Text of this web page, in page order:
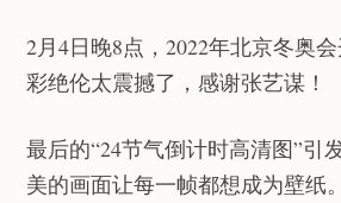
2月4日晚8点，2022年北京冬奥
彩绝伦太震撼了，感谢张艺谋！
最后的“24节气倒计时高清图”引
美的画面让每一帧都想成为壁纸。